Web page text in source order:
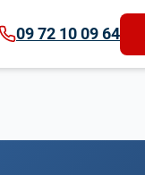
09 72 10 09 64